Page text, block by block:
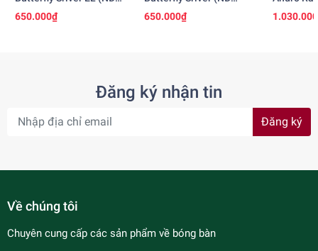
Nhật)
650.000₫
Nhật)
650.000₫
Đăng ký nhận tin
Đăng ký
Về chúng tôi
Chuyên cung cấp các sản phẩm về bóng bàn